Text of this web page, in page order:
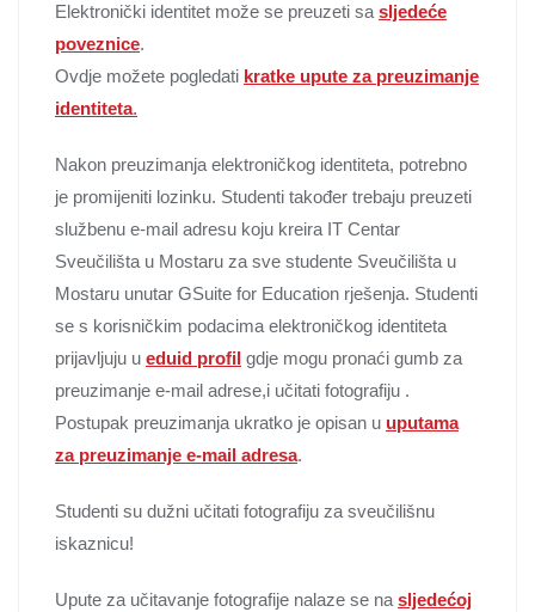
Elektronički identitet može se preuzeti sasljedeće
poveznice.
Ovdje možete pogledati kratke upute za preuzimanje
identiteta.
Nakon preuzimanja elektroničkog identiteta, potrebno
je promijeniti lozinku. Studenti također trebaju preuzeti
službenu e-mail adresu koju kreira IT Centar
Sveučilišta u Mostaru za sve studente Sveučilišta u
Mostaru unutar GSuite for Education rješenja. Studenti
se s korisničkim podacima elektroničkog identiteta
prijavljuju u eduid profil gdje mogu pronaći gumb za
preuzimanje e-mail adrese,i učitati fotografiju .
Postupak preuzimanja ukratko je opisan u uputama
za preuzimanje e-mail adresa.
Studenti su dužni učitati fotografiju za sveučilišnu
iskaznicu!
Upute za učitavanje fotografije nalaze se nasljedećoj